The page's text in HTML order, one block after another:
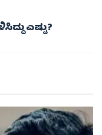
ಎಷ್ಟು?